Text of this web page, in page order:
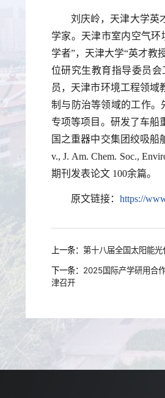
刘庆岭，天津大学英
学家。天津市室内空气环
学者”，天津大学“英才教
位研究生教育指导委员
员，天津市环境工程领域
制与防治等领域的工作。
专项等项目。研发了车船
国之重器中交集团绞吸船
v., J. Am. Chem. Soc.,
期刊发表论文 100余篇。
原文链接： https://
上一条： 第十八届全国太阳能
下一条： 2025国际产学研用合
津召开